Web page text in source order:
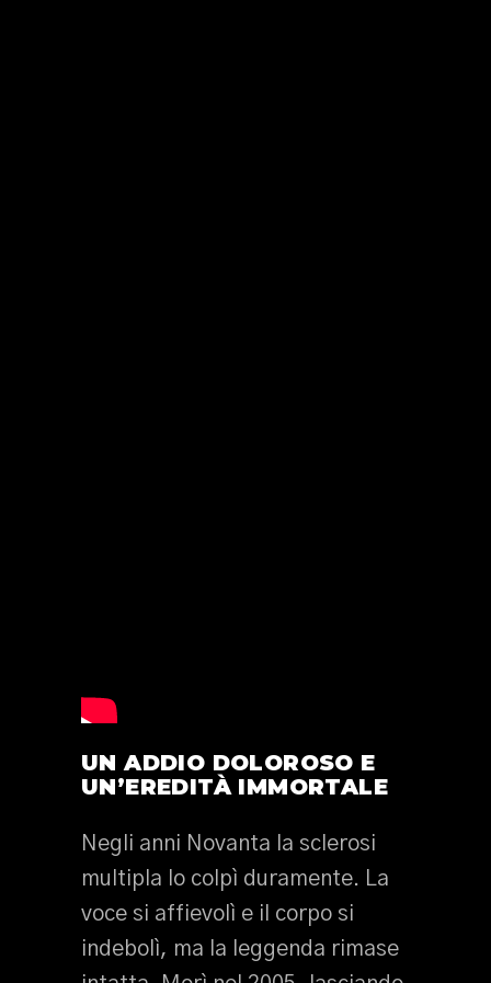
UN ADDIO DOLOROSO E
UN’EREDITÀ IMMORTALE
Negli anni Novanta la sclerosi
multipla lo colpì duramente. La
voce si affievolì e il corpo si
indebolì, ma la leggenda rimase